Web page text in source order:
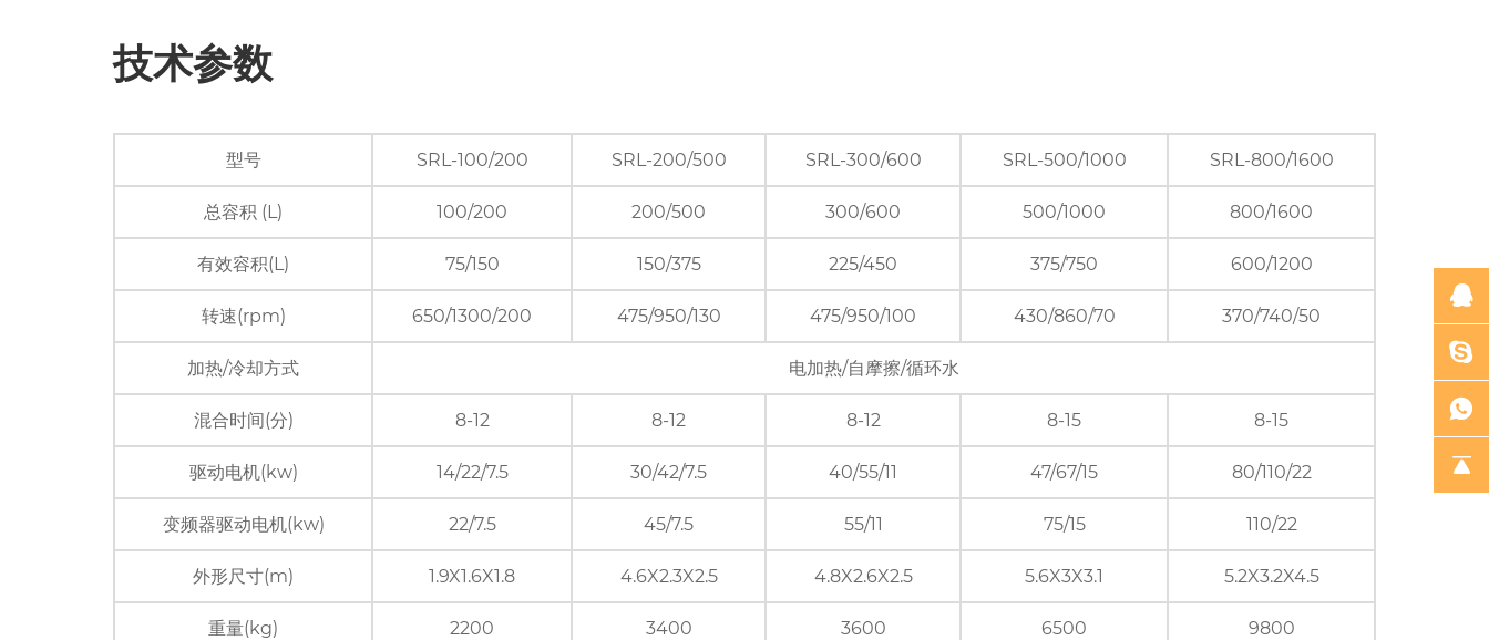
技术参数
型号 SRL-100/200 SRL-200/500 SRL-300/600 SRL-500/1000 SRL-800/1600
总容积 (L) 100/200 200/500 300/600 500/1000 800/1600
有效容积(L) 75/150 150/375 225/450 375/750 600/1200
转速(rpm) 650/1300/200 475/950/130 475/950/100 430/860/70 370/740/50
加热/冷却方式 电加热/自摩擦/循环水
混合时间(分) 8-12 8-12 8-12 8-15 8-15
驱动电机(kw) 14/22/7.5 30/42/7.5 40/55/11 47/67/15 80/110/22
变频器驱动电机(kw) 22/7.5 45/7.5 55/11 75/15 110/22
外形尺寸(m) 1.9X1.6X1.8 4.6X2.3X2.5 4.8X2.6X2.5 5.6X3X3.1 5.2X3.2X4.5
重量(kg) 2200 3400 3600 6500 9800